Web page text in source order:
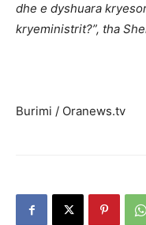
dhe e dyshuara
kryeministrit?”, tha
Burimi / Oranews.tv